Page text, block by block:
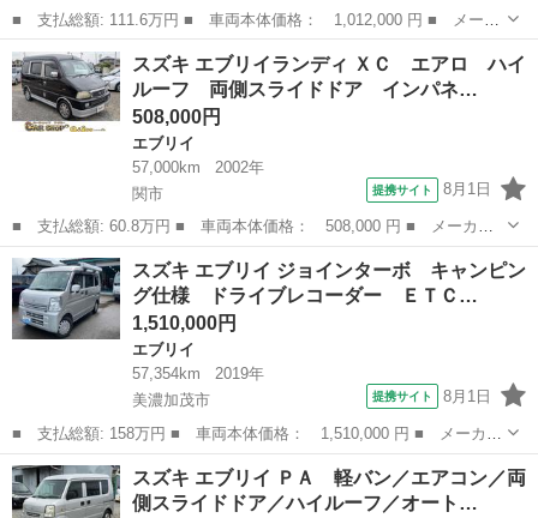
■ 支払総額: 111.6万円 ■ 車両本体価格： 1,012,000 円 ■ メーカ
ー名： スズキ ■ 車種名： エブリイ ■ グレード名： ＰＡ 被
害軽減ブレーキ 後部ソナー 車線逸脱警報 ハイビームアシスト
社外メモ...
岐阜 岐阜市 エブリイ
スズキ エブリイランディ ＸＣ エアロ ハイ
ルーフ 両側スライドドア インパネ…
508,000円
エブリイ
57,000km
2002年
関市
提携サイト 8月1日
■ 支払総額: 60.8万円 ■ 車両本体価格： 508,000 円 ■ メーカー
名： スズキ ■ 車種名： エブリイランディ ■ グレード名： Ｘ
Ｃ エアロ ハイルーフ 両側スライドドア インパネオートマ ７
人乗り フォ...
岐阜 関市 エブリイ
スズキ エブリイ ジョインターボ キャンピン
グ仕様 ドライブレコーダー ＥＴＣ…
1,510,000円
エブリイ
57,354km
2019年
美濃加茂市
提携サイト 8月1日
■ 支払総額: 158万円 ■ 車両本体価格： 1,510,000 円 ■ メーカー
名： スズキ ■ 車種名： エブリイ ■ グレード名： ジョインタ
ーボ キャンピング仕様 ドライブレコーダー ＥＴＣ ナビ Ｔ
Ｖ クリアラ...
岐阜 美濃加茂市 エブリイ
スズキ エブリイ ＰＡ 軽バン／エアコン／両
側スライドドア／ハイルーフ／オート…